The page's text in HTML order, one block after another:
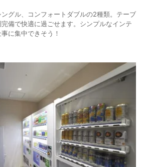
グル、コンフォートダブルの2種類。テーブ
備で快適に過ごせます。シンプルなインテ
に集中できそう！